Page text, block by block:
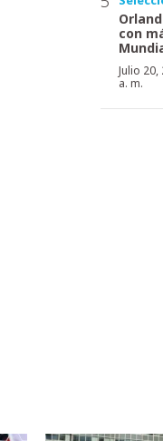
con
Julio 20,
a. m.